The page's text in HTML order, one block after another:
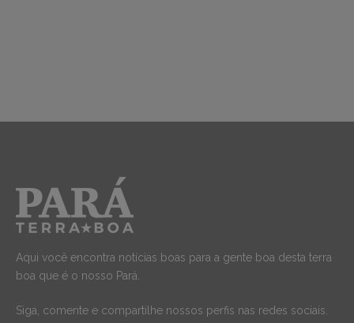
Aqui você encontra notícias boas para a gente boa desta terra
boa que é o nosso Pará.
Siga, comente e compartilhe nossos perfis nas redes sociais.